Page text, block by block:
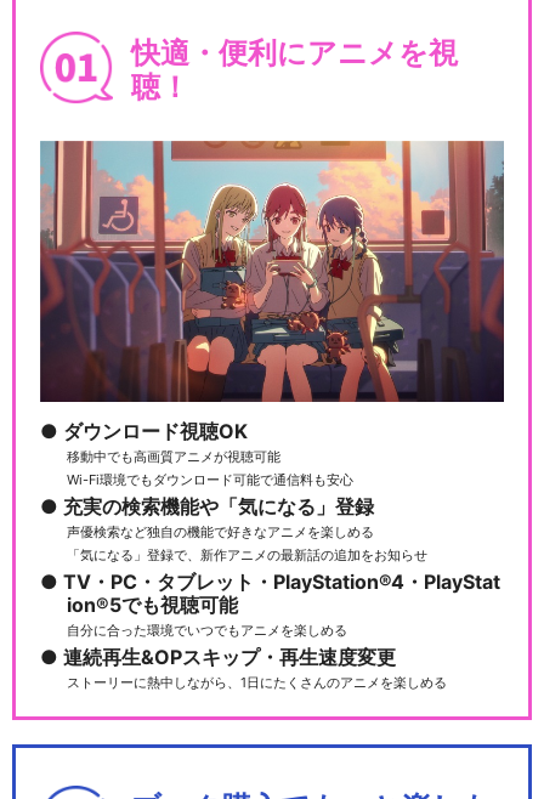
快適・便利にアニメを視
聴！
ダウンロード視聴OK
移動中でも高画質アニメが視聴可能
Wi-Fi環境でもダウンロード可能で通信料も安心
充実の検索機能や「気になる」登録
声優検索など独自の機能で好きなアニメを楽しめる
「気になる」登録で、新作アニメの最新話の追加をお知らせ
TV・PC・タブレット・PlayStation®4・PlayStat
ion®5でも視聴可能
自分に合った環境でいつでもアニメを楽しめる
連続再生&OPスキップ・再生速度変更
ストーリーに熱中しながら、1日にたくさんのアニメを楽しめる